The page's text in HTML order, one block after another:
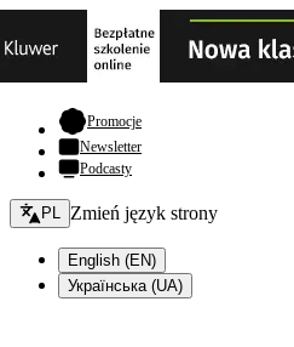
Promocje- otwiera się w nowej karcie
Newsletter
Podcasty
Zmień język - bieżący:
PL Zmień język strony
English (EN)
Українська (UA)